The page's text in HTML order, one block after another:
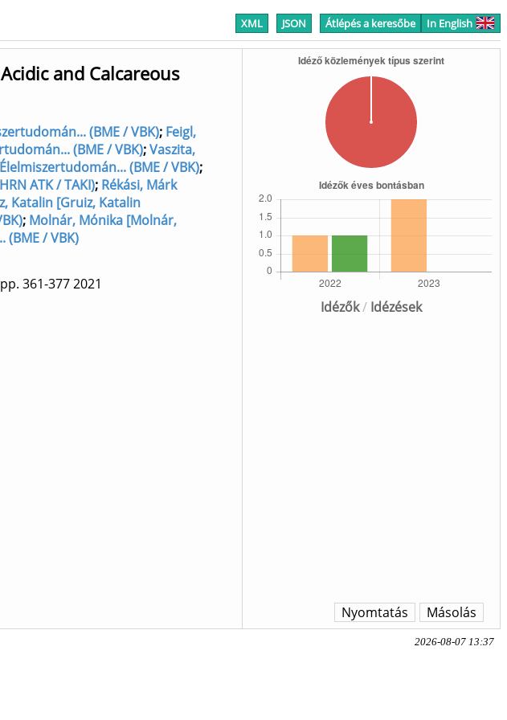
XML JSON Átlépés a keresőbe In English
Idézők/ Idézések
and Calcareous
(BME / VBK); Feigl,
(BME / VBK);Vaszita,
(BME / VBK);
ATK / TAKI); Rékási, Márk
Katalin [Gruiz, Katalin
; Molnár, Mónika [Molnár,
/ VBK)
pp. 361-3772021
Másolás
Nyomtatás
2026-08-07 13:37